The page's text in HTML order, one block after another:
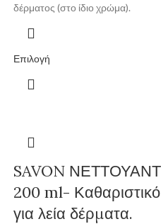
δέρματος (στο ίδιο χρώμα).
Επιλογή
SAVON ΝΕΤΤΟΥΑΝΤ
200 ml- Καθαριστικό
για λεία δέρματα.